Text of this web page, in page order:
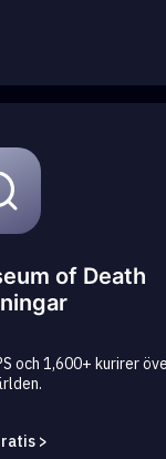
of Death
och 1,600+ kurirer
>